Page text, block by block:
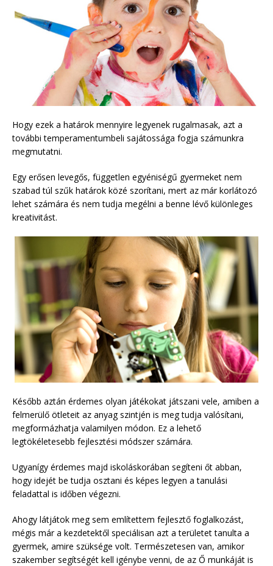
Hogy ezek a határok mennyire legyenek rugalmasak, azt a
további temperamentumbeli sajátossága fogja számunkra
megmutatni.
Egy erősen levegős, független egyéniségű gyermeket nem
szabad túl szűk határok közé szorítani, mert az már korlátozó
lehet számára és nem tudja megélni a benne lévő különleges
kreativitást.
Később aztán érdemes olyan játékokat játszani vele, amiben a
felmerülő ötleteit az anyag szintjén is meg tudja valósítani,
megformázhatja valamilyen módon. Ez a lehető
legtökéletesebb fejlesztési módszer számára.
Ugyanígy érdemes majd iskoláskorában segíteni őt abban,
hogy idejét be tudja osztani és képes legyen a tanulási
feladattal is időben végezni.
Ahogy látjátok meg sem említettem fejlesztő foglalkozást,
mégis már a kezdetektől speciálisan azt a területet tanulta a
gyermek, amire szüksége volt. Természetesen van, amikor
szakember segítségét kell igénybe venni, de az Ő munkáját is